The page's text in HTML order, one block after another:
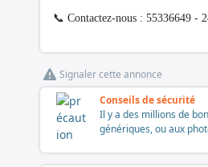
📞 Contactez-nous : 55336649 -
Signaler cette annonce
Conseils de sécurité
Il y a des millions de
génériques, ou aux